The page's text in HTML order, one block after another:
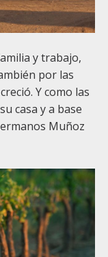
y trabajo,
por las
Y como las
casa y a base
Muñoz